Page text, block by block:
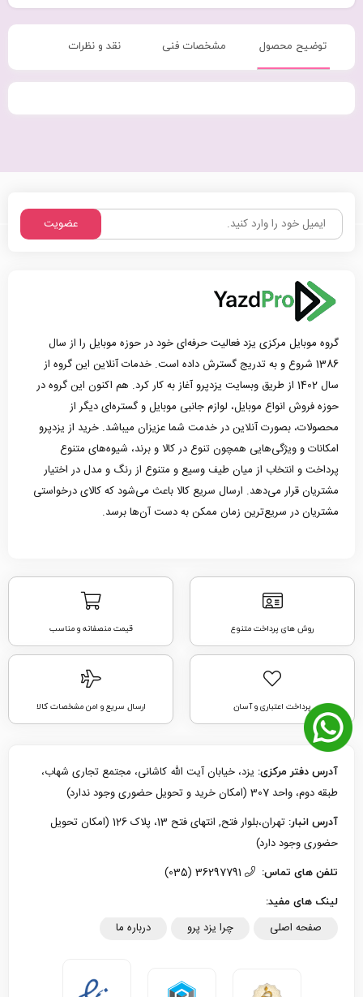
توضیح محصول مشخصات فنی نقد و نظرات
عضویت
گروه موبایل مرکزی یزد فعالیت حرفه‌ای خود در حوزه موبایل را از سال
1386 شروع و به تدریج گسترش داده است. خدمات آنلاین این گروه از
سال 1402 از طریق وبسایت یزدپرو آغاز به کار کرد. هم اکنون این گروه در
حوزه فروش انواع موبایل، لوازم جانبی موبایل و گستره‌ای دیگر از
محصولات، بصورت آنلاین در خدمت شما عزیزان میباشد. خرید از یزدپرو
امکانات و ویژگی‌هایی همچون تنوع در کالا و برند، شیوه‌های متنوع
پرداخت و انتخاب از میان طیف وسیع و متنوع از رنگ و مدل در اختیار
مشتریان قرار می‌دهد. ارسال سریع کالا باعث می‌شود که کالای درخواستی
مشتریان در سریع‌ترین زمان ممکن به دست آن‌ها برسد.
روش های پرداخت متنوع قیمت منصفانه و مناسب
پرداخت اعتباری و آسان ارسال سریع و امن مشخصات کالا
آدرس دفتر مرکزی: یزد، خیابان آیت الله کاشانی، مجتمع تجاری شهاب،
طبقه دوم، واحد 307 (امکان خرید و تحویل حضوری وجود ندارد)
آدرس انبار:
تهران،بلوار فتح, انتهای فتح 13، پلاک 126 (امکان تحویل
حضوری وجود دارد)
تلفن های تماس:
لینک های مفید:
صفحه اصلی چرا یزد پرو درباره ما